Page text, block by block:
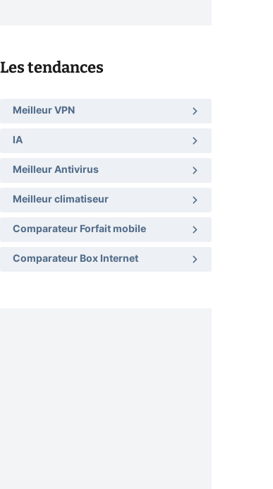
Les tendances
Meilleur VPN
IA
Meilleur Antivirus
Meilleur climatiseur
Comparateur Forfait mobile
Comparateur Box Internet